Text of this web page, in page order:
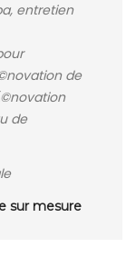
entretien
de
de
sur mesure